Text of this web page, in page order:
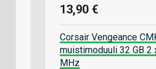
13,90 €
Corsair Vengeance
muistimoduuli 32 GB 2
MHz